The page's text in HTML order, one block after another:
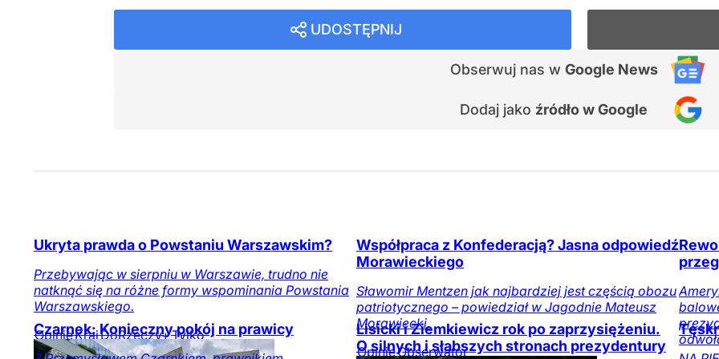
UDOSTĘPNIJ
Obserwuj nas w Google News
Dodaj jako źródło w Google
Ukryta prawda o Powstaniu Warszawskim?
Przebywając w sierpniu w Warszawie, trudno nie
natknąć się na różne formy wspominania Powstania
Warszawskiego.
OpinieKrajDoRzeczy+Tylko
na DoRzeczy.pl
Współpraca z Konfederacją? Jasna odpowiedź
Morawieckiego
Sławomir Mentzen jak najbardziej jest częścią obozu
patriotycznego – powiedział w Jagodnie Mateusz
Morawiecki.
OpinieObserwator
Czarnek: Konieczny pokój na prawicy
Lisicki i Ziemkiewicz rok po zaprzysiężeniu.
O silnych i słabszych stronach prezydentury